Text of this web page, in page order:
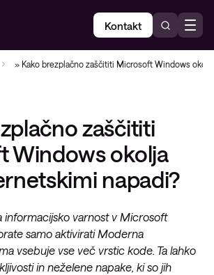
Kontakt
» Kako brezplačno zaščititi Microsoft Windows
zaščititi
Windows okolja
napadi?
informacijsko varnost v Microsoft
samo aktivirati Moderna
vsebuje vse več vrstic kode. Ta lahko
in neželene napake, ki so jih